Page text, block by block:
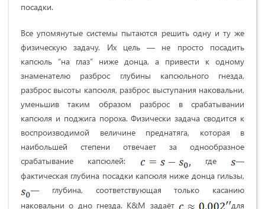
посадки.
Все упомянутые системы пытаются решить одну и ту же
физическую задачу. Их цель — не просто посадить
капсюль “на глаз” ниже донца, а привести к одному
знаменателю разброс глубины капсюльного гнезда,
разброс высоты капсюля, разброс выступания наковальни,
уменьшив таким образом разброс в срабатывании
капсюля и поджига пороха. Физически задача сводится к
воспроизводимой величине преднатяга, которая в
наибольшей степени отвечает за однообразное
срабатывание капсюлей:
где
—
фактическая глубина посадки капсюля ниже донца гильзы,
— глубина, соответствующая только касанию
наковальни о дно гнезда. K&M задаёт
для